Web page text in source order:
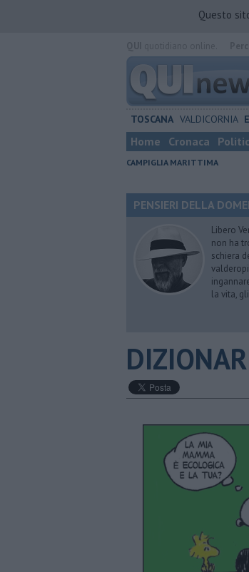
Questo
TOSCANA VALDICORNIA
Home Cronaca
CAMPIGLIA MARITTIMA
PENSIERI DELLA
Libero
non ha
schiera
la vita,